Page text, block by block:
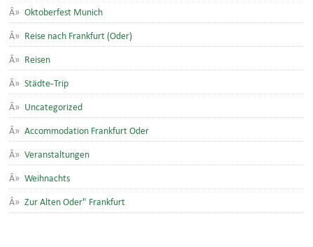
Oktoberfest Munich
Reise nach Frankfurt (Oder)
Reisen
Städte-Trip
Uncategorized
Accommodation Frankfurt Oder
Veranstaltungen
Weihnachts
Zur Alten Oder" Frankfurt